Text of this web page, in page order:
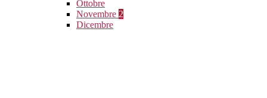
Ottobre
Novembre 2
Dicembre